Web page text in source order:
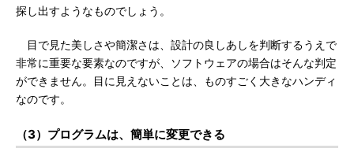
探し出すようなものでしょう。
目で見た美しさや簡潔さは、設計の良しあしを判断するうえで
非常に重要な要素なのですが、ソフトウェアの場合はそんな判定
ができません。目に見えないことは、ものすごく大きなハンディ
なのです。
（3）プログラムは、簡単に変更できる